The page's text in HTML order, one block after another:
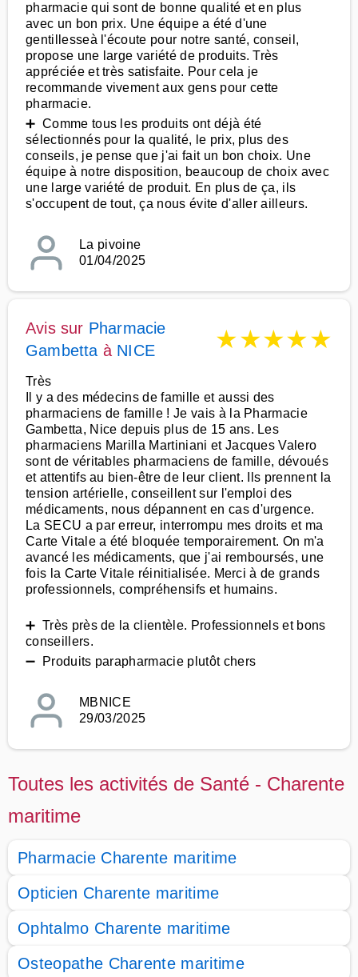
pharmacie qui sont de bonne qualité et en plus
avec un bon prix. Une équipe a été d'une
gentillesseà l'écoute pour notre santé, conseil,
propose une large variété de produits. Très
appréciée et très satisfaite. Pour cela je
recommande vivement aux gens pour cette
pharmacie.
➕ Comme tous les produits ont déjà été
sélectionnés pour la qualité, le prix, plus des
conseils, je pense que j'ai fait un bon choix. Une
équipe à notre disposition, beaucoup de choix avec
une large variété de produit. En plus de ça, ils
s'occupent de tout, ça nous évite d'aller ailleurs.
La pivoine
01/04/2025
Avis sur Pharmacie
Gambetta à NICE ★★★★★
Très
Il y a des médecins de famille et aussi des
pharmaciens de famille ! Je vais à la Pharmacie
Gambetta, Nice depuis plus de 15 ans. Les
pharmaciens Marilla Martiniani et Jacques Valero
sont de véritables pharmaciens de famille, dévoués
et attentifs au bien-être de leur client. Ils prennent la
tension artérielle, conseillent sur l'emploi des
médicaments, nous dépannent en cas d'urgence.
La SECU a par erreur, interrompu mes droits et ma
Carte Vitale a été bloquée temporairement. On m'a
avancé les médicaments, que j'ai remboursés, une
fois la Carte Vitale réinitialisée. Merci à de grands
professionnels, compréhensifs et humains.
➕ Très près de la clientèle. Professionnels et bons
conseillers.
➖ Produits parapharmacie plutôt chers
MBNICE
29/03/2025
Toutes les activités de Santé - Charente
maritime
Pharmacie Charente maritime
Opticien Charente maritime
Ophtalmo Charente maritime
Osteopathe Charente maritime